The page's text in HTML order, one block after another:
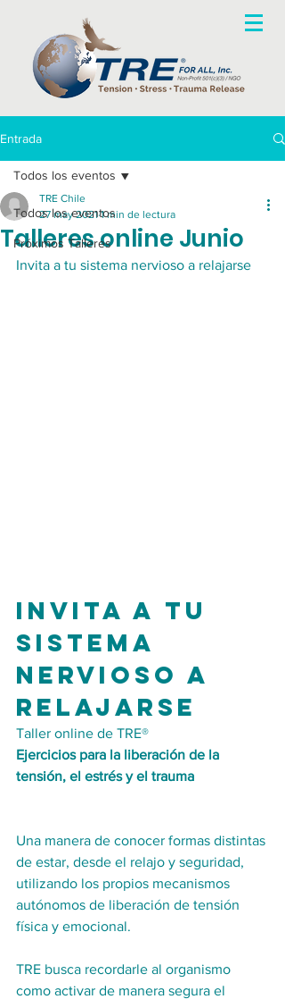
Entrada
Todos los eventos
Próximos Talleres
Todos los eventos
Talleres online Junio
TRE Chile
27 may 2021 1 min de lectura
Invita a tu sistema nervioso a relajarse
Invita a tu
sistema
nervioso a
relajarse
Taller online de TRE®
Ejercicios para la liberación de la
tensión, el estrés y el trauma
Una manera de conocer formas distintas
de estar, desde el relajo y seguridad,
utilizando los propios mecanismos
autónomos de liberación de tensión
física y emocional.
TRE busca recordarle al organismo
como activar de manera segura el